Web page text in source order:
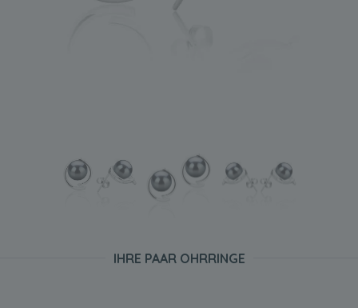
IHRE PAAR OHRRINGE